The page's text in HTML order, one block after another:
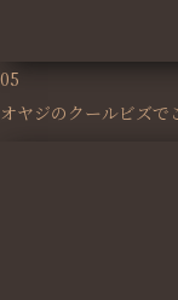
05
オヤジのクールビズ